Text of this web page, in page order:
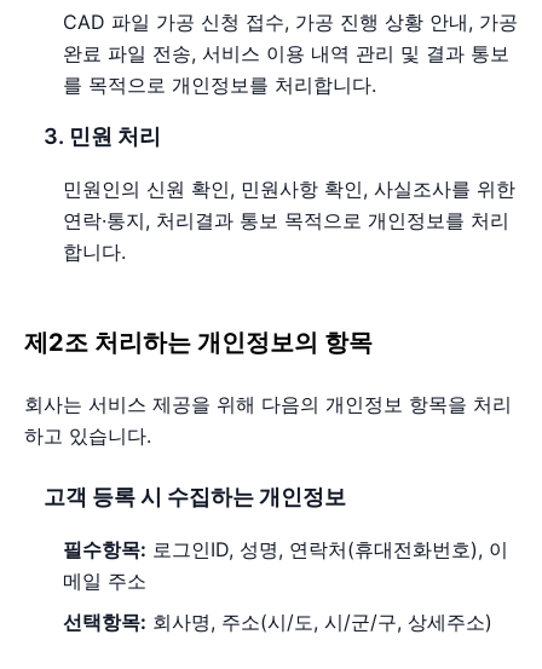
CAD 파일 가공 신청 접수, 가공 진행 상황 안내, 가공
완료 파일 전송, 서비스 이용 내역 관리 및 결과 통보
를 목적으로 개인정보를 처리합니다.
3. 민원 처리
민원인의 신원 확인, 민원사항 확인, 사실조사를 위한
연락·통지, 처리결과 통보 목적으로 개인정보를 처리
합니다.
제2조 처리하는 개인정보의 항목
회사는 서비스 제공을 위해 다음의 개인정보 항목을 처리
하고 있습니다.
고객 등록 시 수집하는 개인정보
필수항목: 로그인ID, 성명, 연락처(휴대전화번호), 이
메일 주소
선택항목: 회사명, 주소(시/도, 시/군/구, 상세주소)